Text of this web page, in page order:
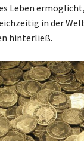
Leben
in der
hinterließ.